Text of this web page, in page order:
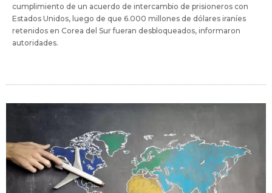
cumplimiento de un acuerdo de intercambio de prisioneros con
Estados Unidos, luego de que 6.000 millones de dólares iraníes
retenidos en Corea del Sur fueran desbloqueados, informaron
autoridades.